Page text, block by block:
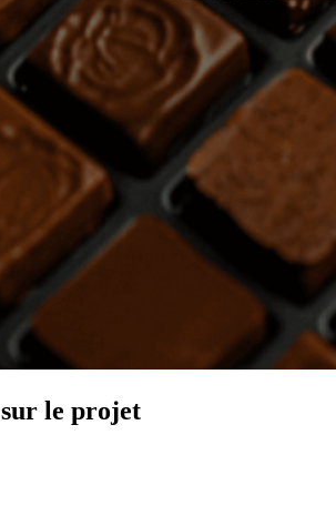
sur le projet